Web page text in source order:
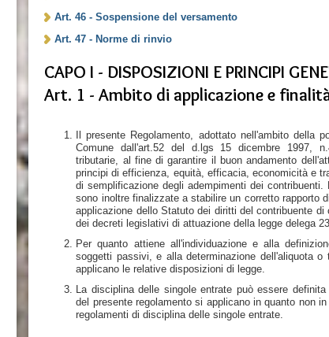
Art. 46 - Sospensione del versamento
Art. 47 - Norme di rinvio
CAPO I - DISPOSIZIONI E PRINCIPI
Art. 1 - Ambito di applicazione e
Il presente Regolamento, adottato nell'ambito della
Comune dall'art.52 del d.lgs 15 dicembre 1997,
tributarie, al fine di garantire il buon andamento
principi di efficienza, equità, efficacia, economicità e
di semplificazione degli adempimenti dei contribuenti.
sono inoltre finalizzate a stabilire un corretto rapporto
applicazione dello Statuto dei diritti del contribuente
dei decreti legislativi di attuazione della legge delega
Per quanto attiene all'individuazione e alla
soggetti passivi, e alla determinazione dell'aliquota
applicano le relative disposizioni di legge.
La disciplina delle singole entrate può essere
del presente regolamento si applicano in quanto non
regolamenti di disciplina delle singole entrate.